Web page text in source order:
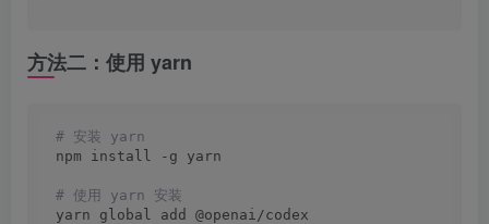
方法二：使用 yarn
# 安装 yarn
npm install -g yarn
# 使用 yarn 安装
yarn global add @openai/codex